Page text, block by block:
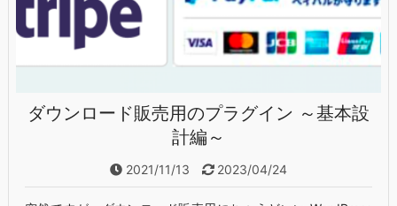
ダウンロード販売用のプラグイン ～基本設
計編～
2021/11/13 2023/04/24